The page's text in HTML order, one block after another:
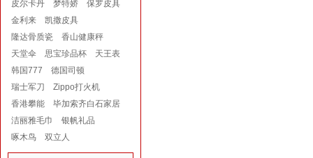
皮尔卡丹 梦特娇
保罗皮具
金利来
凯撒皮具
隆达骨质瓷
香山健康秤
天堂伞
思宝珍品杯
天王表
韩国777
德国司顿
瑞士军刀
Zippo打火机
香港攀能
毕加索齐白石家居
洁丽雅毛巾
银帆礼品
啄木鸟
双立人